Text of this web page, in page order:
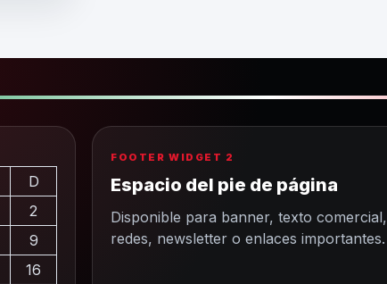
D
2
9
16
FOOTER WIDGET 2
Espacio del pie de página
Disponible para banner, texto comercial,
redes, newsletter o enlaces importantes.